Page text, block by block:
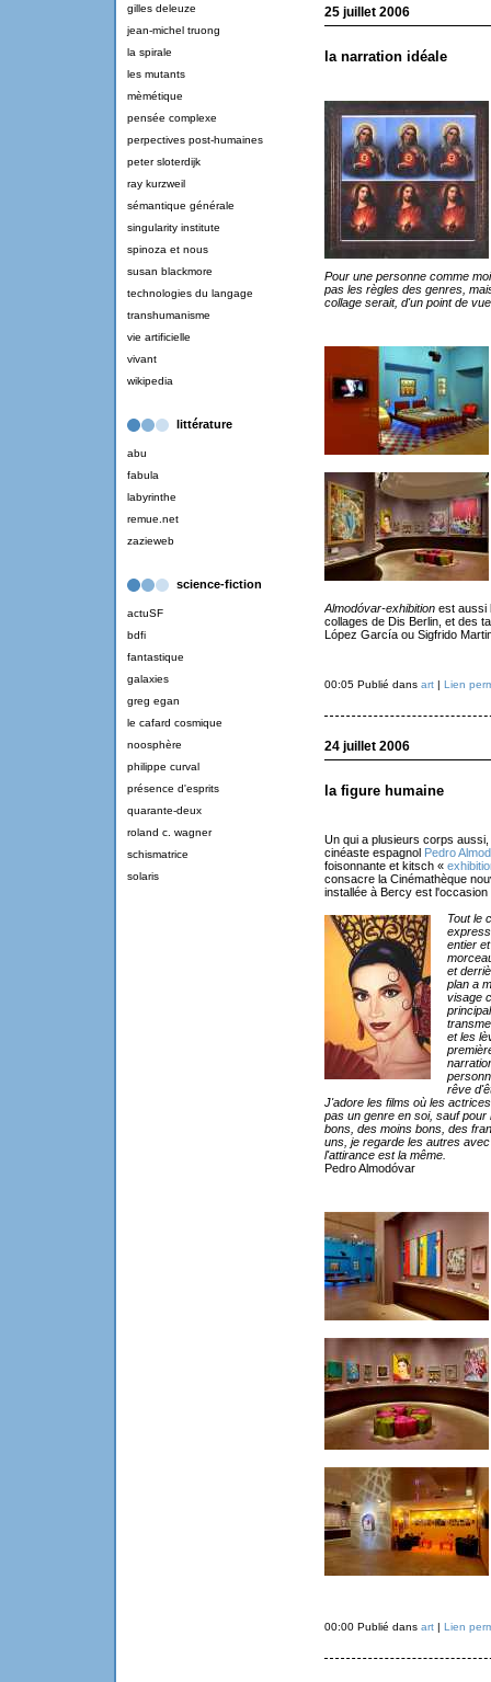
gilles deleuze
jean-michel truong
la spirale
les mutants
mèmétique
pensée complexe
perpectives post-humaines
peter sloterdijk
ray kurzweil
sémantique générale
singularity institute
spinoza et nous
susan blackmore
technologies du langage
transhumanisme
vie artificielle
vivant
wikipedia
littérature
abu
fabula
labyrinthe
remue.net
zazieweb
science-fiction
actuSF
bdfi
fantastique
galaxies
greg egan
le cafard cosmique
noosphère
philippe curval
présence d'esprits
quarante-deux
roland c. wagner
schismatrice
solaris
25 juillet 2006
la narration idéale
Pour une personne comme
pas les règles des genres,
collage serait, d'un point de
Almodóvar-exhibitionest aussi
collages de Dis Berlin, et des
López García ou Sigfrido
00:05 Publié dans art| Lien
24 juillet 2006
la figure humaine
Un qui a plusieurs corps aussi,
cinéaste espagnol Pedro
foisonnante et kitsch «
consacre la Cinémathèque
installée à Bercy est l'occasion
Tout le
entier
et
plan a
visage
principal
et les
rêve
J'adore les films où les
pas un genre en soi, sauf
bons, des moins bons, des
uns, je regarde les autres
l'attirance est la même.
Pedro Almodóvar
00:00 Publié dans art| Lien